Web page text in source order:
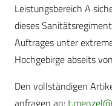
Leistungsbereich A
dieses
Auftrages unter
Hochgebirge abseits
Den vollständigen
anfragen an: